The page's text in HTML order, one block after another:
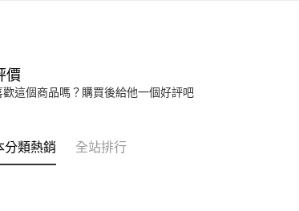
價
歡這個商品嗎？購買後給他一個好評吧
分類熱銷 全站排行